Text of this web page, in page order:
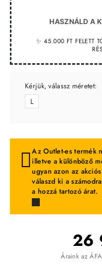
HASZNÁLD A
✨ 45.000 FT FELETT
26
Áraink az
Kérjük, válassz méretet:
L
Az Outlet-es termék
illetve a különböző
ugyan azon az
válaszd ki a
a hozzá tartozó árat.